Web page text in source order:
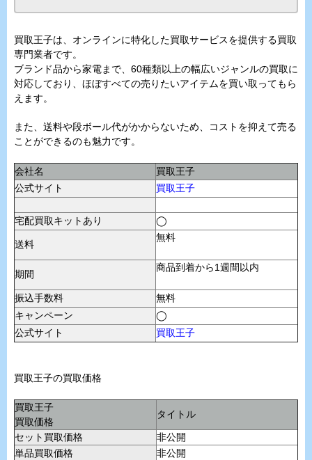
買取王子は、オンラインに特化した買取サービスを提供する買取
専門業者です。
ブランド品から家電まで、60種類以上の幅広いジャンルの買取に
対応しており、ほぼすべての売りたいアイテムを買い取ってもら
えます。
また、送料や段ボール代がかからないため、コストを抑えて売る
ことができるのも魅力です。
会社名
買取王子
公式サイト
買取王子
宅配買取キットあり ◯
送料
無料
期間
商品到着から1週間以内
振込手数料
無料
キャンペーン
◯
公式サイト
買取王子
買取王子の買取価格
買取王子
買取価格
タイトル
セット買取価格
非公開
単品買取価格
非公開